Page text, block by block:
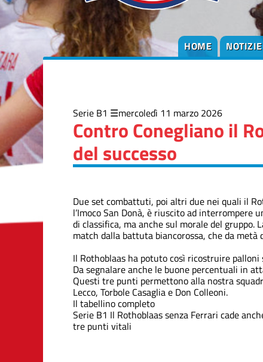
HOME NOTIZIE
Serie B1 mercoledì 11 marzo 2026
Contro Conegliano il
del successo
Due set combattuti, poi altri due nei quali il
l’Imoco San Donà, è riuscito ad interrompere
di classifica, ma anche sul morale del
match dalla battuta biancorossa, che da
Il Rothoblaas ha potuto così ricostruire
Da segnalare anche le buone percentuali in
Questi tre punti permettono alla nostra
Lecco, Torbole Casaglia e Don Colleoni.
Il tabellino completo
Serie B1 Il Rothoblaas senza Ferrari cade
tre punti vitali
Società